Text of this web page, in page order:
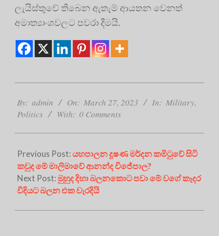
ලැයිස්තුවේ තිබෙන ඇතැම් ආයතන වෙනත්
අමාත්‍යාංශවලට පවරා දීමයි.
03-
27
By: admin On: March 27, 2023 In: Military,
Politics
With: 0 Comments
Previous Post:යහපාලන දූෂණ මර්දන කමිටුවේ සිටි
කවුද මේ මාලිමාවේ ආනන්ද විජේපාල?
Next Post:මුහුද දිහා බලනකොට පවා මේ වගේ කෑදර
විදියට බලන එක වැරදියි